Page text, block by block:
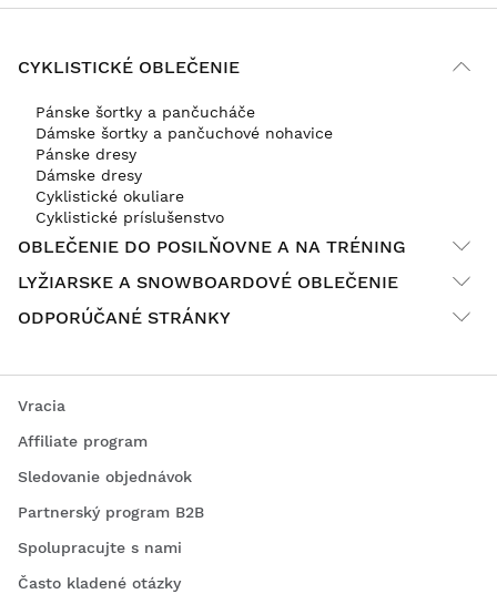
CYKLISTICKÉ OBLEČENIE
Pánske šortky a pančucháče
Dámske šortky a pančuchové nohavice
Pánske dresy
Dámske dresy
Cyklistické okuliare
Cyklistické príslušenstvo
OBLEČENIE DO POSILŇOVNE A NA TRÉNING
LYŽIARSKE A SNOWBOARDOVÉ OBLEČENIE
ODPORÚČANÉ STRÁNKY
Vracia
Affiliate program
Sledovanie objednávok
Partnerský program B2B
Spolupracujte s nami
Často kladené otázky